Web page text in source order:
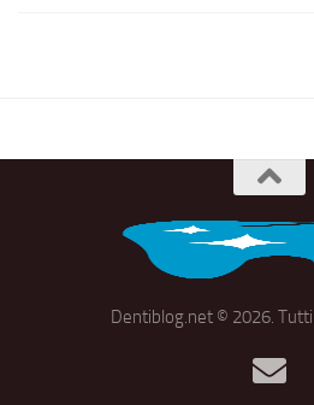
Dentiblog.net © 2026.